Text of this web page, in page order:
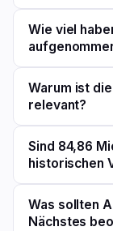
Wie viel
Warum ist
relevant?
Sind 84,86
historischen
Was sollten
Nächstes